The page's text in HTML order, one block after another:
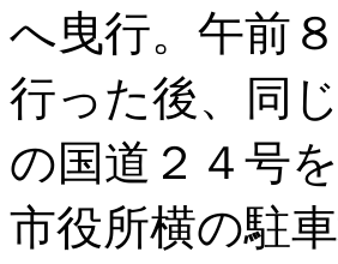
へ曳行。午前
行った後、同
の国道２４号
市役所横の駐